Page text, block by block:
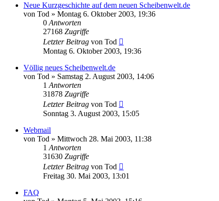
Neue Kurzgeschichte auf dem neuen Scheibenwelt.de
von Tod » Montag 6. Oktober 2003, 19:36
0 Antworten
27168 Zugriffe
Letzter Beitrag von Tod
Montag 6. Oktober 2003, 19:36
Völlig neues Scheibenwelt.de
von Tod » Samstag 2. August 2003, 14:06
1 Antworten
31878 Zugriffe
Letzter Beitrag von Tod
Sonntag 3. August 2003, 15:05
Webmail
von Tod » Mittwoch 28. Mai 2003, 11:38
1 Antworten
31630 Zugriffe
Letzter Beitrag von Tod
Freitag 30. Mai 2003, 13:01
FAQ